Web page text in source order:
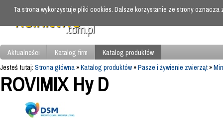
Aktualności Katalog firm
Katalog produktów
Jesteś tutaj: Strona główna»Katalog produktów»Pasze i żywienie zwierząt»
ROVIMIX Hy D
Ta strona wykorzystuje pliki cookies. Dalsze korzystanie ze strony